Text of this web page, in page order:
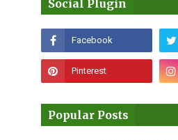
Social Plugin
Popular Posts